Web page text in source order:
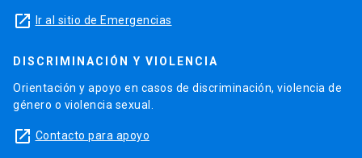
launch Ir al sitio de Emergencias
DISCRIMINACIÓN Y VIOLENCIA
Orientación y apoyo en casos de discriminación, violencia de
género o violencia sexual.
launch Contacto para apoyo